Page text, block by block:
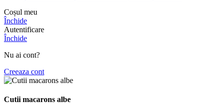
Coșul meu
Închide
Autentificare
Închide
Nu ai cont?
Creeaza cont
Cutii macarons albe